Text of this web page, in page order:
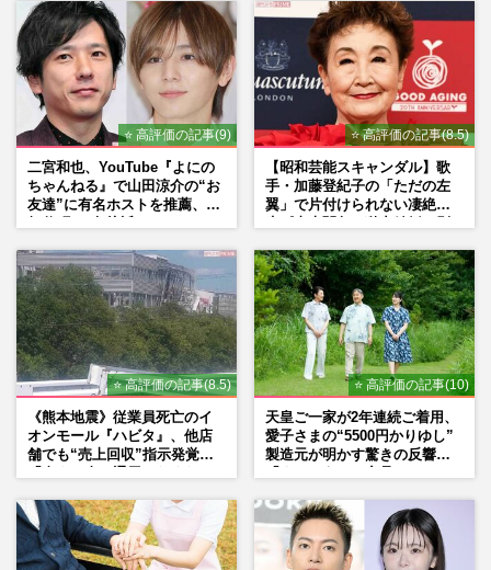
⭐ 高評価の記事(9)
二宮和也、YouTube『よにの
ちゃんねる』で山田涼介の“お
友達”に有名ホストを推薦、歌
⭐ 高評価の記事(8.5)
【昭和芸能スキャンダル】歌
手・加藤登紀子の「ただの左
翼」で片付けられない凄絶半
⭐ 高評価の記事(8.5)
《熊本地震》従業員死亡のイ
オンモール『ハビタ』、他店
舗でも“売上回収”指示発覚で
⭐ 高評価の記事(10)
天皇ご一家が2年連続ご着用、
愛子さまの“5500円かりゆし”
製造元が明かす驚きの反響